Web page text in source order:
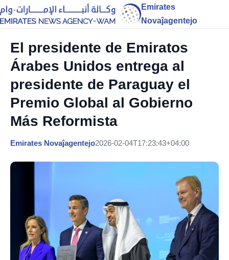
Emirates
Novaĵagentejo
El presidente de Emiratos
Árabes Unidos entrega al
presidente de Paraguay el
Premio Global al Gobierno
Más Reformista
Emirates Novaĵagentejo2026-02-04T17:23:43+04:00